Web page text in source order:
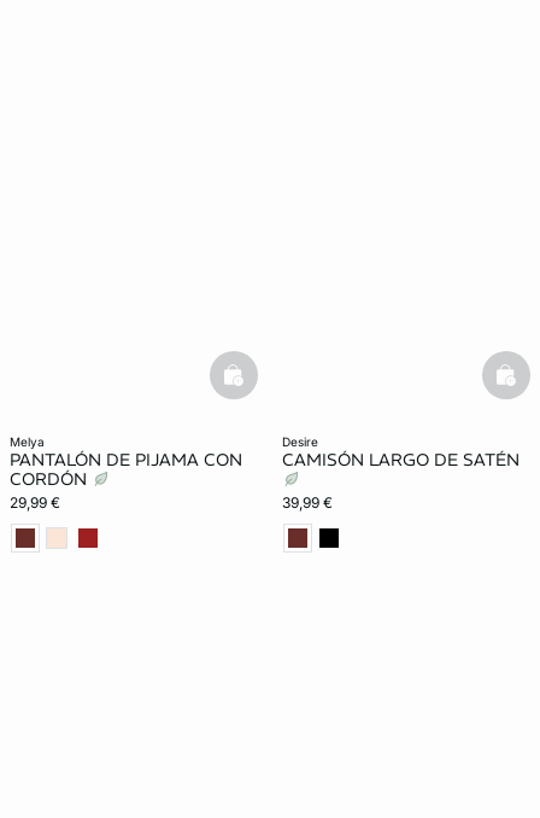
melya
PANTALÓN DE PIJAMA CON
CORDÓN
29,99 €
basketfull
desire
CAMISÓN LARGO DE SATÉN
39,99 €